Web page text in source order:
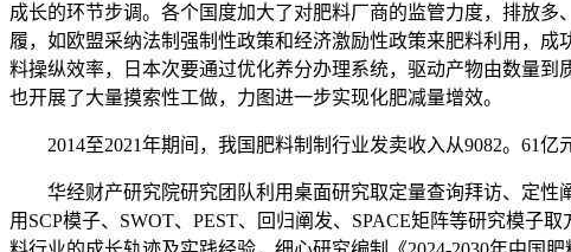
成长的环节步调。各个国度加大了对肥料厂商的监管力度，排放
履，如欧盟采纳法制强制性政策和经济激励性政策来肥料利用，
料操纵效率，日本次要通过优化养分办理系统，驱动产物由数量
也开展了大量摸索性工做，力图进一步实现化肥减量增效。
2014至2021年期间，我国肥料制制行业发卖收入从9082。61亿
华经财产研究院研究团队利用桌面研究取定量查询拜访、定性
用SCP模子、SWOT、PEST、回归阐发、SPACE矩阵等研究模